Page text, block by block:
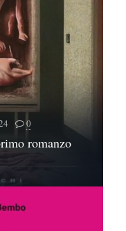
0
romanzo